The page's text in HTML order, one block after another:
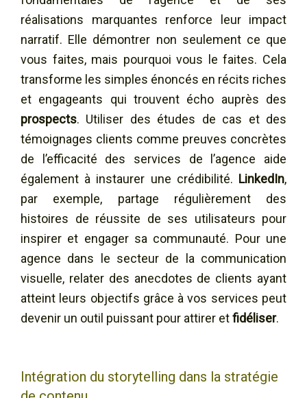
réalisations marquantes renforce leur impact
narratif. Elle démontrer non seulement ce que
vous faites, mais pourquoi vous le faites. Cela
transforme les simples énoncés en récits riches
et engageants qui trouvent écho auprès des
prospects. Utiliser des études de cas et des
témoignages clients comme preuves concrètes
de l’efficacité des services de l’agence aide
également à instaurer une crédibilité. LinkedIn,
par exemple, partage régulièrement des
histoires de réussite de ses utilisateurs pour
inspirer et engager sa communauté. Pour une
agence dans le secteur de la communication
visuelle, relater des anecdotes de clients ayant
atteint leurs objectifs grâce à vos services peut
devenir un outil puissant pour attirer etfidéliser.
Intégration du storytelling dans la stratégie